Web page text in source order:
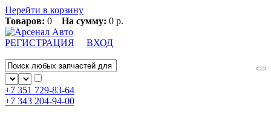
Перейти в корзину
Товаров: 0 На сумму: 0 р.
РЕГИСТРАЦИЯ ВХОД
+7 351 729-83-64
+7 343 204-94-00